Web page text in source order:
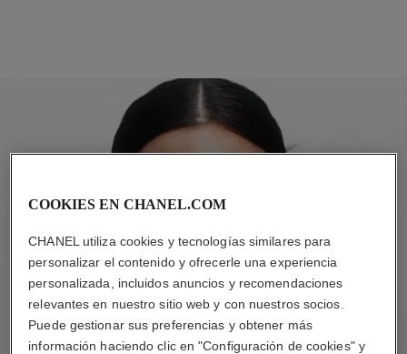
COOKIES EN CHANEL.COM
CHANEL utiliza cookies y tecnologías similares para
personalizar el contenido y ofrecerle una experiencia
personalizada, incluidos anuncios y recomendaciones
relevantes en nuestro sitio web y con nuestros socios.
Puede gestionar sus preferencias y obtener más
información haciendo clic en "Configuración de cookies" y